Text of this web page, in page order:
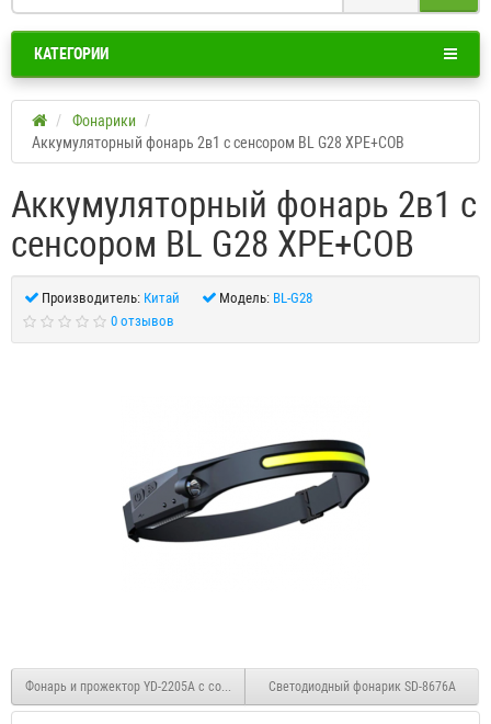
КАТЕГОРИИ
Фонарики
Аккумуляторный фонарь 2в1 с сенсором BL G28 XPE+COB
Аккумуляторный фонарь 2в1 с
сенсором BL G28 XPE+COB
Производитель: Китай Модель: BL-G28
0 отзывов
Фонарь и прожектор YD-2205A с солнечной панельюСветодиодный фонарик SD-8676A